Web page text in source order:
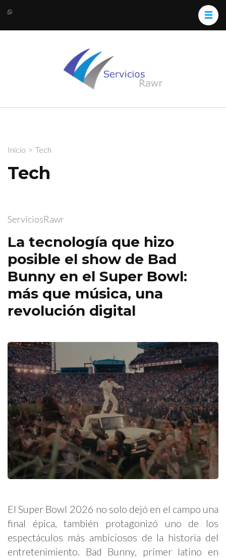
Inicio > Tech
Tech
ServiciosRawr
La tecnología que hizo
posible el show de Bad
Bunny en el Super Bowl:
más que música, una
revolución digital
El Super Bowl 2026 no solo dejó en el campo una
final épica, también protagonizó uno de los
espectáculos más ambiciosos de la historia del
entretenimiento. Bad Bunny, primer latino en